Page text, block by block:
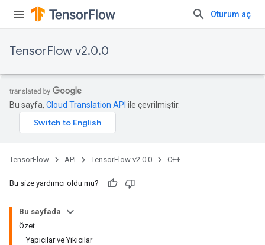
Oturum aç
TensorFlow v2.0.0
Bu sayfa, Cloud Translation API ile çevrilmiştir.
TensorFlow API TensorFlow v2.0.0 C++
Bu size yardımcı oldu mu?
Bu sayfada
Özet
Yapıcılar ve Yıkıcılar